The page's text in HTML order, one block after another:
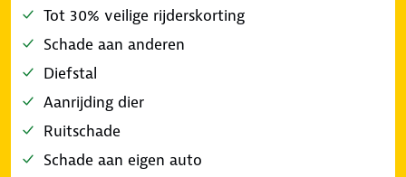
Tot 30% veilige rijderskorting
Schade aan anderen
Diefstal
Aanrijding dier
Ruitschade
Schade aan eigen auto